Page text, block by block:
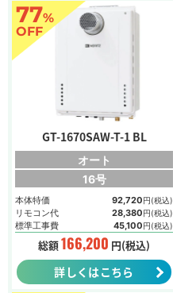
77%
OFF
GT-1670SAW-T-1 BL
オート
16号
本体特価 92,720円(税込)
リモコン代 28,380円(税込)
標準工事費 45,100円(税込)
総額166,200 円(税込)
詳しくはこちら